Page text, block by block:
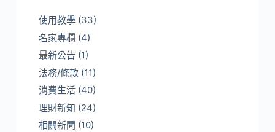
使用教學(33)
名家專欄 (4)
最新公告(1)
法務/條款(11)
消費生活(40)
理財新知 (24)
相關新聞 (10)